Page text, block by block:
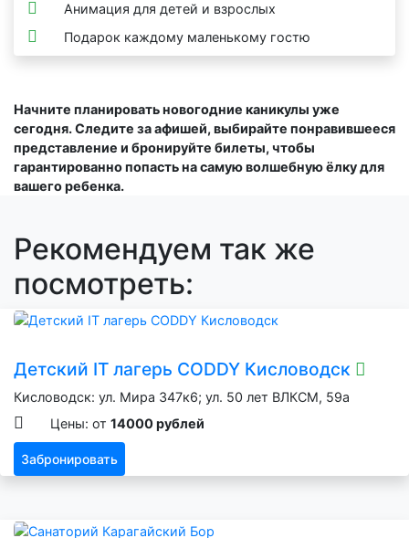
Анимация для детей и взрослых
Подарок каждому маленькому гостю
Начните планировать новогодние каникулы уже
сегодня. Следите за афишей, выбирайте понравившееся
представление и бронируйте билеты, чтобы
гарантированно попасть на самую волшебную ёлку для
вашего ребенка.
Рекомендуем так же
посмотреть:
Детский IT лагерь CODDY Кисловодск
Кисловодск: ул. Мира 347к6; ул. 50 лет ВЛКСМ, 59а
Цены: от 14000 рублей
Забронировать